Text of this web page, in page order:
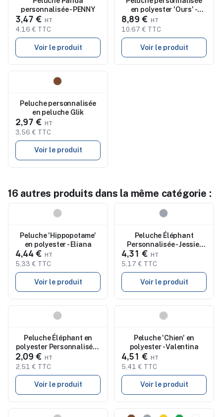
personnalisée - PENNY
3,47 €
4,16 € TTC
Voir le produit
en polyester 'Ours' -
Magnus
8,89 €
10,67 € TTC
Voir le produit
Peluche personnalisée
en peluche Glik
2,97 €
3,56 € TTC
Voir le produit
16 autres produits dans la même catégorie :
Peluche 'Hippopotame'
en polyester - Eliana
4,44 €
5,33 € TTC
Voir le produit
Peluche Éléphant
Personnalisée - Jessie,
Cadeau Idéal
4,31 €
5,17 € TTC
Voir le produit
Peluche Éléphant en
polyester Personnalisée -
Madeline, Idée Cadeau
Unique
2,09 €
2,51 € TTC
Voir le produit
Peluche 'Chien' en
polyester - Valentina
4,51 €
5,41 € TTC
Voir le produit